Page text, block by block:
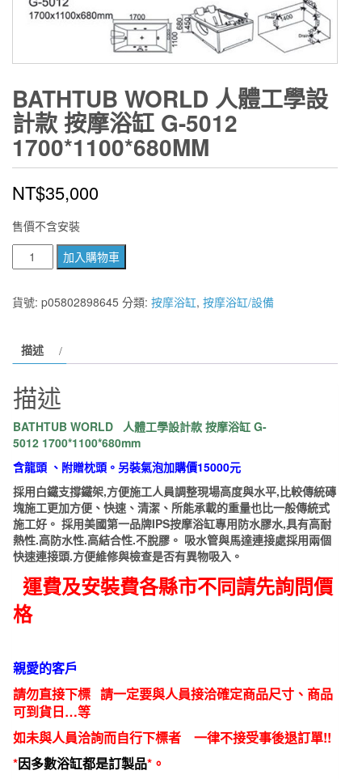
BATHTUB WORLD 人體工學設
計款 按摩浴缸 G-5012
1700*1100*680MM
NT$35,000
售價不含安裝
BATHTUB
WORLD
人
學
計
按
浴
缸
G-
5012
1700*1100*680mm
加入購物車
貨號: p05802898645 分類: 按摩浴缸, 按摩浴缸/設備
描述
描述
BATHTUB WORLD 人體工學設計款 按摩浴缸 G-
5012 1700*1100*680mm
含龍頭 、 附贈枕頭。另裝氣泡加購價15000元
採用白鐵支撐鐵架,方便施工人員調整現場高度與水平,比較傳統磚
塊施工更加方便、快速、清潔、所能承載的重量也比一般傳統式
施工好。 採用美國第一品牌IPS按摩浴缸專用防水膠水,具有高耐
熱性.高防水性.高結合性.不脫膠。 吸水管與馬達連接處採用兩個
快速連接頭.方便維修與檢查是否有異物吸入。
運費及安裝費各縣市不同請先詢問價
格
親愛的客戶
請勿直接下標 請一定要與人員接洽確定商品尺寸、商品
可到貨日…等
如未與人員洽詢而自行下標者 一律不接受事後退訂單!!
*因多數浴缸都是訂製品*。